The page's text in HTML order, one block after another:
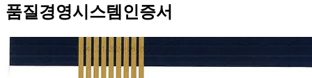
품질경영시스템인증서